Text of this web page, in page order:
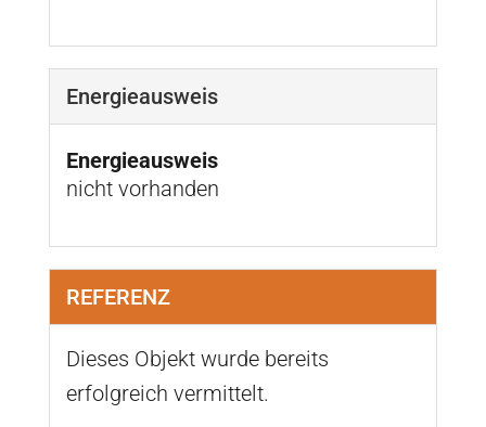
Energieausweis
Energieausweis
nicht vorhanden
REFERENZ
Dieses Objekt wurde bereits
erfolgreich vermittelt.